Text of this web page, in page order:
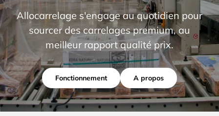
Allocarrelage s'engage au quotidien pour
sourcer des carrelages premium, au
meilleur rapport qualité prix.
Fonctionnement A propos